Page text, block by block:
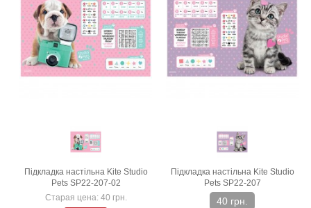
Підкладка настільна Kite Studio
Pets SP22-207-02
Старая цена: 40 грн.
Підкладка настільна Kite Studio
Pets SP22-207
40 грн.